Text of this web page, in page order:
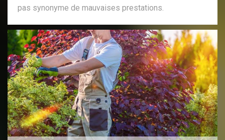
pas synonyme de mauvaises prestations.